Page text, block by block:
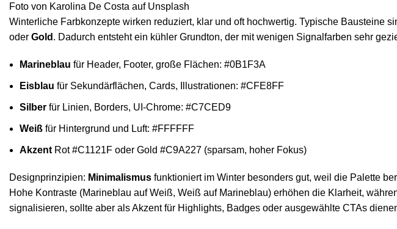
Foto von Karolina De Costa auf Unsplash
Winterliche Farbkonzepte wirken reduziert, klar und oft hochwertig. Typische Bausteine
oder Gold . Dadurch entsteht ein kühler Grundton, der mit wenigen Signalfarben sehr
Marineblau für Header, Footer, große Flächen: #0B1F3A
Eisblau für Sekundärflächen, Cards, Illustrationen: #CFE8FF
Silber für Linien, Borders, UI-Chrome: #C7CED9
Weiß für Hintergrund und Luft: #FFFFFF
Akzent Rot #C1121F oder Gold #C9A227 (sparsam, hoher Fokus)
Designprinzipien: Minimalismus funktioniert im Winter besonders gut, weil die Palette
Hohe Kontraste (Marineblau auf Weiß, Weiß auf Marineblau) erhöhen die Klarheit,
signalisieren, sollte aber als Akzent für Highlights, Badges oder ausgewählte CTAs